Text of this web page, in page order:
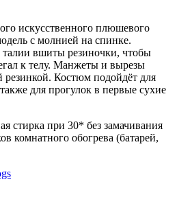
искусственного плюшевого
с молнией на спинке.
вшиты резиночки, чтобы
к телу. Манжеты и вырезы
резинкой. Костюм подойдёт для
для прогулок в первые сухие
стирка при 30* без замачивания
комнатного обогрева (батарей,